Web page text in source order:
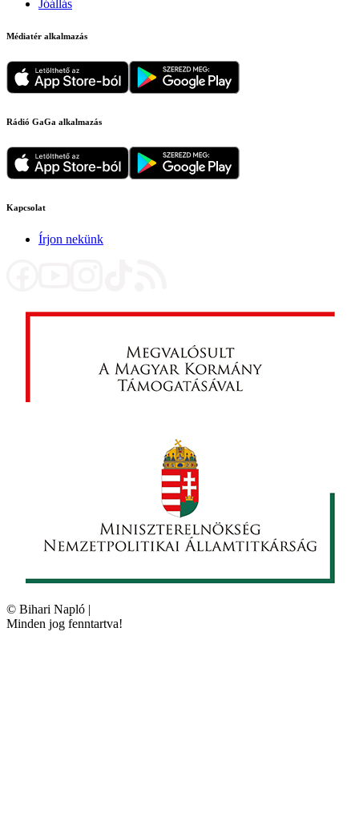
Jóállás
Médiatér alkalmazás
Rádió GaGa alkalmazás
Kapcsolat
Írjon nekünk
© Bihari Napló |
Minden jog fenntartva!